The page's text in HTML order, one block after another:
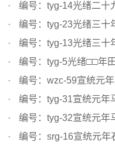
编号：tyg-14光绪二十
编号：tyg-23光绪三十
编号：tyg-13光绪三十
编号：tyg-5光绪□□年
编号：wzc-59宣统元
编号：tyg-31宣统元年
编号：tyg-32宣统元年
编号：srg-16宣统元年